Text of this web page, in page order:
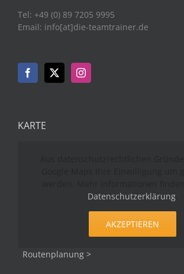
Tel: +49 (0) 89 7205 9995
Email: info[at]die-teamtrainer.de
KARTE
Datenschutzerklärung.
AKZEPTIEREN
Routenplanung >